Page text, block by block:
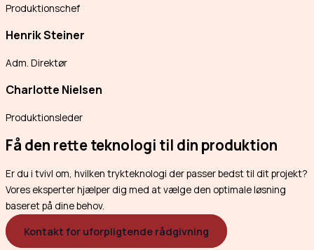
Produktionschef
Henrik Steiner
Adm. Direktør
Charlotte Nielsen
Produktionsleder
Få den rette teknologi til din produktion
Er du i tvivl om, hvilken trykteknologi der passer bedst til dit projekt?
Vores eksperter hjælper dig med at vælge den optimale løsning
baseret på dine behov.
Kontakt for uforpligtende rådgivning